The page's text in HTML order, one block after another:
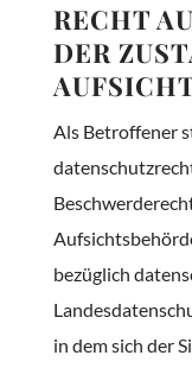
RECHT
DER
Als Betroffener
bezüglich
in dem sich der